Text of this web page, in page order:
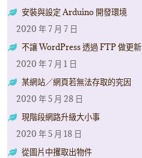
安裝與設定 Arduino 開發環境
2020 年 7 月 7 日
不讓 WordPress 透過 FTP 做更新
2020 年 7 月 1 日
某網站／網頁若無法存取的究因
2020 年 5 月 28 日
現階段網路升級大小事
2020 年 5 月 18 日
從圖片中攫取出物件